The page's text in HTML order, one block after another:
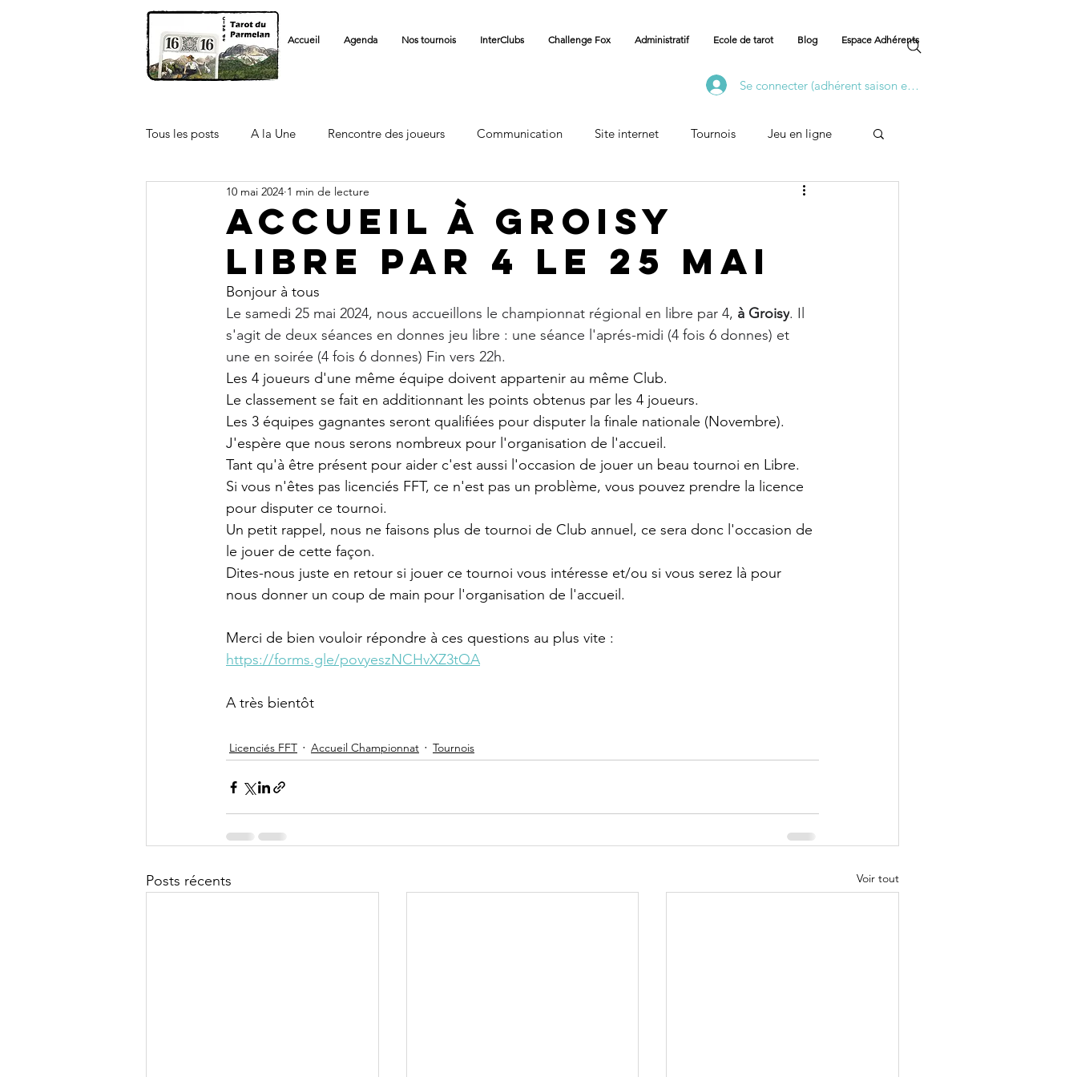
Accueil Agenda Nos tournois InterClubs Challenge Fox Administratif Ecole de tarot Blog Espace Adhérents
Se connecter (adhérent saison en cours)
Tous les posts A la Une Rencontre des joueurs Communication Site internet Tournois Jeu en ligne
Licenciés FFT Autre Club Vie des Communes
Accueil à Groisy
Libre par 4 le 25 mai
10 mai 2024 1 min de lecture
Bonjour à tous
Le samedi 25 mai 2024, nous accueillons le championnat régional en libre par 4, à Groisy. Il
s'agit de deux séances en donnes jeu libre : une séance l'aprés-midi (4 fois 6 donnes) et
une en soirée (4 fois 6 donnes) Fin vers 22h.
Les 4 joueurs d'une même équipe doivent appartenir au même Club.
Le classement se fait en additionnant les points obtenus par les 4 joueurs.
Les 3 équipes gagnantes seront qualifiées pour disputer la finale nationale (Novembre).
J'espère que nous serons nombreux pour l'organisation de l'accueil.
Tant qu'à être présent pour aider c'est aussi l'occasion de jouer un beau tournoi en Libre.
Si vous n'êtes pas licenciés FFT, ce n'est pas un problème, vous pouvez prendre la licence
pour disputer ce tournoi.
Un petit rappel, nous ne faisons plus de tournoi de Club annuel, ce sera donc l'occasion de
le jouer de cette façon.
Dites-nous juste en retour si jouer ce tournoi vous intéresse et/ou si vous serez là pour
nous donner un coup de main pour l'organisation de l'accueil.
Merci de bien vouloir répondre à ces questions au plus vite :
https://forms.gle/povyeszNCHvXZ3tQA
A très bientôt
Licenciés FFT Accueil Championnat Tournois
Posts récents Voir tout